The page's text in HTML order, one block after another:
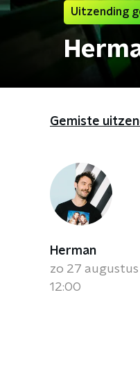
Uitzending
Gemiste
Herman
zo 27
12:00